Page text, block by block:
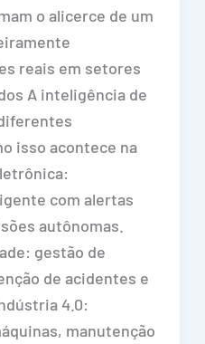
o alicerce de um
reais em setores
A inteligência de
isso acontece na
com alertas
autônomas.
gestão de
de acidentes e
4.0:
manutenção